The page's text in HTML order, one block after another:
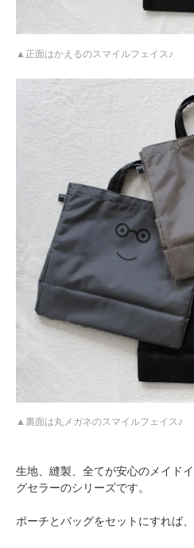
正面はかえるのスマイルフェイス♪
裏面は丸メガネのスマイルフェイス♪
生地、縫製、全てが安心のメイド
グセラーのシリーズです。
ポーチとバッグをセットにすれば